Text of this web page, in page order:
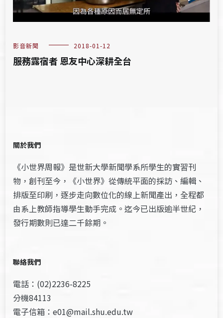
影音新聞 2018-01-12
服務露宿者 恩友中心深耕全台
關於我們
《小世界周報》是世新大學新聞學系所學生的實習刊
物，創刊至今，《小世界》從傳統平面的採訪、編輯、
排版至印刷，逐步走向數位化的線上新聞產出，全程都
由系上教師指導學生動手完成。迄今已出版逾半世紀，
發行期數則已達二千餘期。
聯絡我們
電話：(02)2236-8225
分機84113
電子信箱：e01@mail.shu.edu.tw